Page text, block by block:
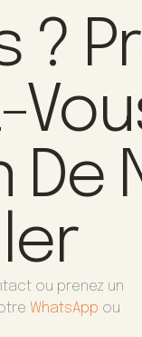
?
De
ou prenez un
WhatsApp ou